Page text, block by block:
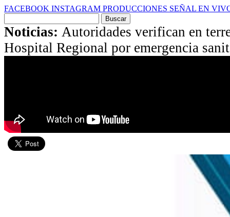
FACEBOOK INSTAGRAM PRODUCCIONES SEÑAL EN
por:
Noticias: Autoridades verifican en
Hospital Regional por emergencia